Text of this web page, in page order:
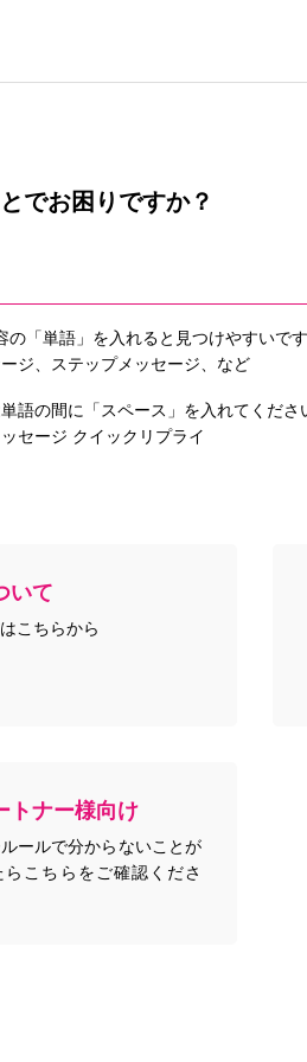
でお困りですか？
の「単語」を入れると 見つけやすいです
ジ、ステップメッセージ、など
語の間に「スペース」を入れてくださ
セージ クイックリプライ
いて
こちらから
トナー様向け
ールで分からないことが
らこちらをご確認くださ